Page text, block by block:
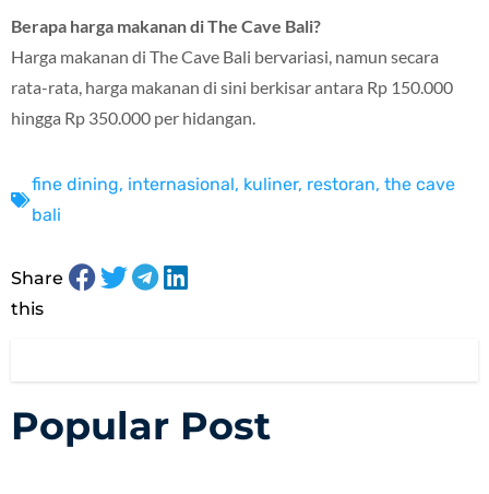
Berapa harga makanan di The Cave Bali?
Harga makanan di The Cave Bali bervariasi, namun secara
rata-rata, harga makanan di sini berkisar antara Rp 150.000
hingga Rp 350.000 per hidangan.
fine dining, internasional, kuliner, restoran, the cave
bali
Share
this
Popular Post